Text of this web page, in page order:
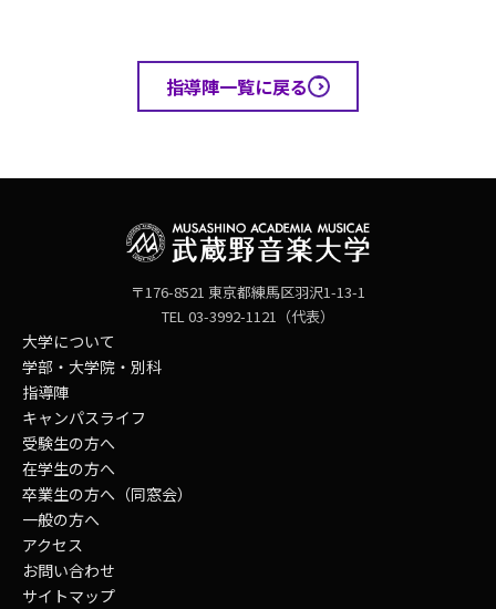
指導陣一覧に戻る
〒176-8521 東京都練馬区羽沢1-13-1
TEL 03-3992-1121（代表）
大学について
学部・大学院・別科
指導陣
キャンパスライフ
受験生の方へ
在学生の方へ
卒業生の方へ（同窓会）
一般の方へ
アクセス
お問い合わせ
サイトマップ